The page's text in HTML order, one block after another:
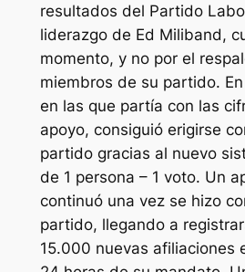
resultados del Partido
liderazgo de Ed Miliband,
momento, y no por el
miembros de su partido.
en las que partía con las
apoyo, consiguió erigirse
partido gracias al nuevo
de 1 persona – 1 voto. Un
continuó una vez se hizo
partido, llegando a
15.000 nuevas afiliaciones